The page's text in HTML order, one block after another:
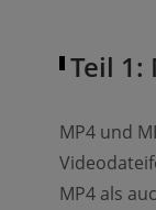
Teil 1:
MP4 und
MP4 als